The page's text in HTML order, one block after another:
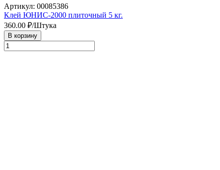
Артикул: 00085386
Клей ЮНИС-2000 плиточный 5 кг.
360.00 ₽/Штука
В корзину